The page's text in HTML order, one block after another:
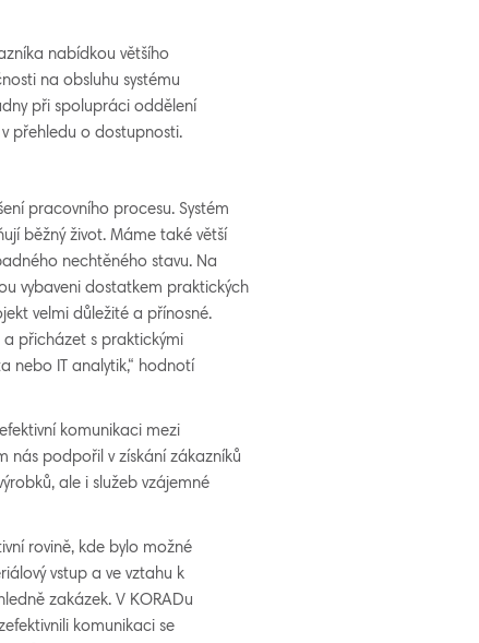
nabídkou většího
na obsluhu systému
při spolupráci oddělení
přehledu o dostupnosti.
pracovního procesu. Systém
běžný život. Máme také větší
nechtěného stavu. Na
vybaveni dostatkem praktických
velmi důležité a přínosné.
přicházet s praktickými
nebo IT analytik,“ hodnotí
komunikaci mezi
nás podpořil v získání zákazníků
ale i služeb vzájemné
rovině, kde bylo možné
vstup a ve vztahu k
zakázek. V KORADu
komunikaci se